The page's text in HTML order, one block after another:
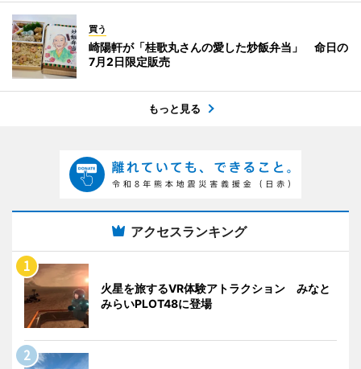
買う
崎陽軒が「桂歌丸さんの愛した炒飯弁当」 命日の
7月2日限定販売
もっと見る
アクセスランキング
火星を旅するVR体験アトラクション みなと
みらいPLOT48に登場